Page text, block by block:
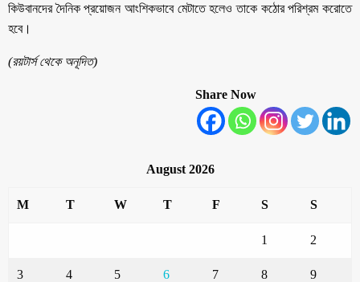
কিউবানদের দৈনিক প্রয়োজন আংশিকভাবে মেটাতে হলেও তাকে কঠোর পরিশ্রম করোতে
হবে।
(রয়টার্স থেকে অনূদিত)
Share Now
August 2026
M T W T F S S
1 2
3 4 5 6 7 8 9